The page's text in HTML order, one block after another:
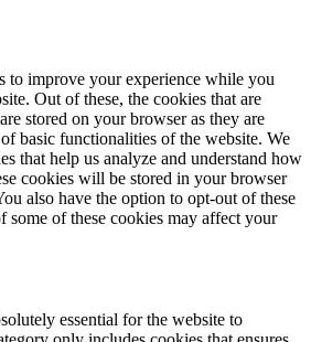
to improve your experience while you
Out of these, the cookies that are
stored on your browser as they are
basic functionalities of the website. We
that help us analyze and understand how
cookies will be stored in your browser
also have the option to opt-out of these
some of these cookies may affect your
essential for the website to